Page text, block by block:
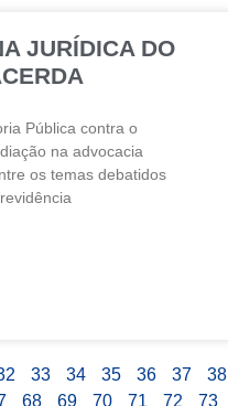
JURÍDICA DO
Pública contra o
na advocacia
os temas debatidos
33 34 35 36 37
38
68 69 70 71 72
73